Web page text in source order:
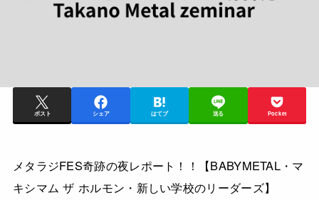
ポスト シェア はてブ 送る Pocket
メタラジFES奇跡の夜レポート！！【BABYMETAL・マ
キシマム ザ ホルモン・新しい学校のリーダーズ】